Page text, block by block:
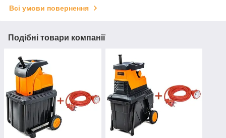
Всі умови повернення
Подібні товари компанії